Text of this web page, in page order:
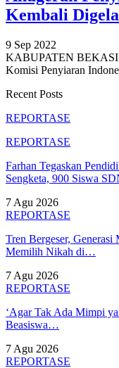
Kembali
9 Sep 2022
KABUPATEN BEKASI
Komisi Penyiaran
Recent Posts
REPORTASE
REPORTASE
Farhan Tegaskan
Sengketa, 900 Siswa
7 Agu 2026
REPORTASE
Tren Bergeser,
Memilih Nikah di…
7 Agu 2026
REPORTASE
‘Agar Tak Ada Mimpi
Beasiswa…
7 Agu 2026
REPORTASE